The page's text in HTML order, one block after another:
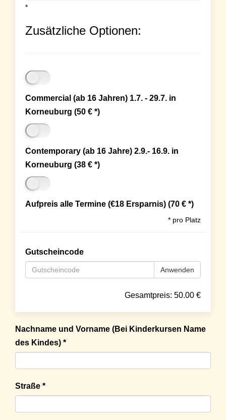
*
Zusätzliche Optionen:
Commercial (ab 16 Jahren) 1.7. - 29.7. in
Korneuburg (50 € *)
Contemporary (ab 16 Jahre) 2.9.- 16.9. in
Korneuburg (38 € *)
Aufpreis alle Termine (€18 Ersparnis) (70 € *)
* pro Platz
Gutscheincode
Anwenden
Gesamtpreis: 50.00 €
Nachname und Vorname (Bei Kinderkursen Name
des Kindes) *
Straße *